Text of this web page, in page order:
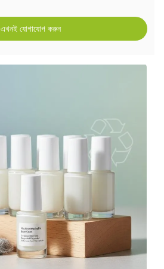
এখনই যোগাযোগ করুন